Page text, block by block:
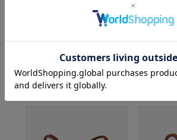
CHECKED
この商品を見た人は、こちらもチェッ